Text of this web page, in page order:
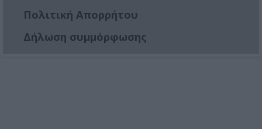
Πολιτική Απορρήτου
Δήλωση συμμόρφωσης